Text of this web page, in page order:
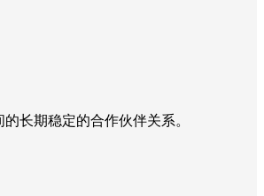
长期稳定的合作伙伴关系。